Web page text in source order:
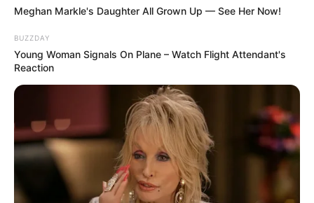
Meghan Markle's Daughter All Grown Up — See Her Now!
BUZZDAY
Young Woman Signals On Plane – Watch Flight Attendant's
Reaction